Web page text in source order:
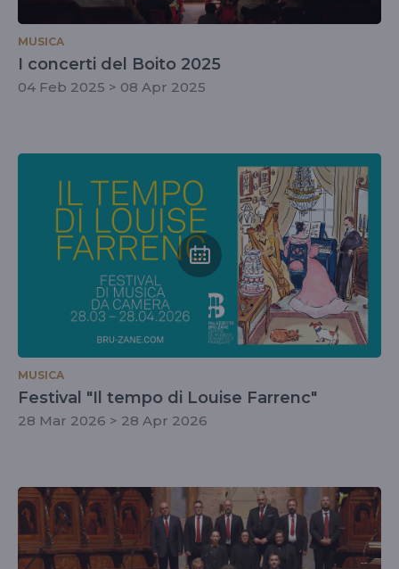
MUSICA
I concerti del Boito 2025
04 Feb 2025 > 08 Apr 2025
MUSICA
Festival "Il tempo di Louise Farrenc"
28 Mar 2026 > 28 Apr 2026